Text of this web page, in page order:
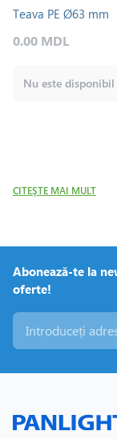
Teava PE Ø63 mm
0.00 MDL
Nu este disponibil
CITEŞTE MAI MULT
Abonează-te la
oferte!